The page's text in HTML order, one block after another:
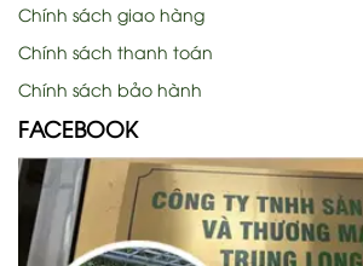
Chính sách giao hàng
Chính sách thanh toán
Chính sách bảo hành
FACEBOOK